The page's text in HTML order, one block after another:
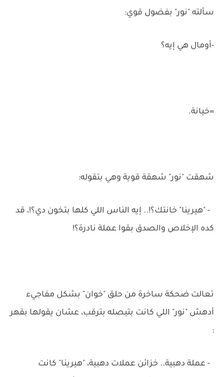
سألته "نور" بفضول قوي:
-أومال هي إيه؟
=خيانة.
شهقت "نور" شهقة قوية وهي بتقوله:
- "هيرينا" خانتك؟!.. إيه الناس اللي كلها بتخون دي؟!، قد
كده الإخلاص والصدق بقوا عملة نادرة؟!
تعالت ضحكة ساخرة من حلق "خوان" بشكل مفاجيء
أدهش "نور" اللي كانت بتبصله بترقب، عشان يقولها بقهر
:
- عملة دهبية.. خزائن عملات دهبية، "هيرينا" كانت